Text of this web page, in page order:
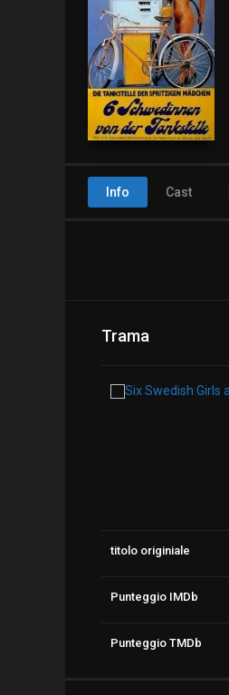
Info Cast
Trama
titolo originiale
Punteggio IMDb
Punteggio TMDb